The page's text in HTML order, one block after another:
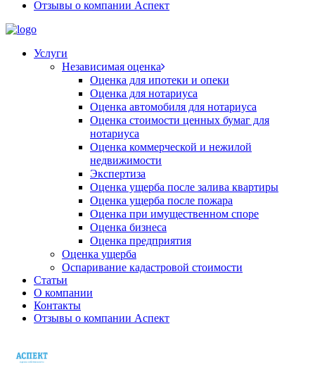
Отзывы о компании Аспект
Услуги
Независимая оценка
Оценка для ипотеки и опеки
Оценка для нотариуса
Оценка автомобиля для нотариуса
Оценка стоимости ценных бумаг для
нотариуса
Оценка коммерческой и нежилой
недвижимости
Экспертиза
Оценка ущерба после залива квартиры
Оценка ущерба после пожара
Оценка при имущественном споре
Оценка бизнеса
Оценка предприятия
Оценка ущерба
Оспаривание кадастровой стоимости
Статьи
О компании
Контакты
Отзывы о компании Аспект